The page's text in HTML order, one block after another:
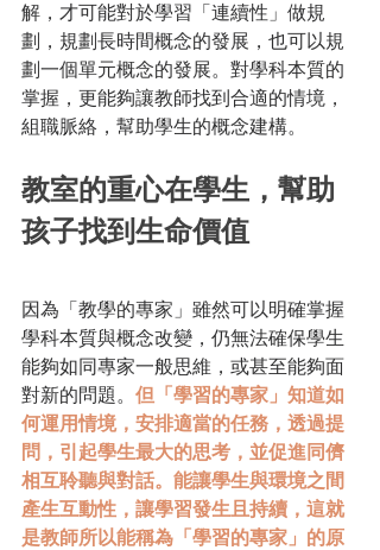
解，才可能對於學習「連續性」做規
劃，規劃長時間概念的發展，也可以規
劃一個單元概念的發展。對學科本質的
掌握，更能夠讓教師找到合適的情境，
組職脈絡，幫助學生的概念建構。
教室的重心在學生，幫助
孩子找到生命價值
因為「教學的專家」雖然可以明確掌握
學科本質與概念改變，仍無法確保學生
能夠如同專家一般思維，或甚至能夠面
對新的問題。 但「學習的專家」知道如
何運用情境，安排適當的任務，透過提
問，引起學生最大的思考，並促進同儕
相互聆聽與對話。能讓學生與環境之間
產生互動性，讓學習發生且持續，這就
是教師所以能稱為「學習的專家」的原